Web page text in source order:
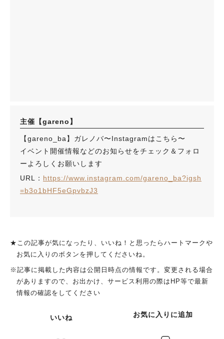
主催【gareno】
【gareno_ba】ガレノバ〜Instagramはこちら〜
イベント開催情報などのお知らせをチェック＆フォロ
ーよろしくお願いします
URL： https://www.instagram.com/gareno_ba?igsh
=b3o1bHF5eGpvbzJ3
★この記事が気になったり、いいね！と思ったらハートマークや
お気に入りのボタンを押してくださいね。
※記事に掲載した内容は公開日時点の情報です。変更される場合
がありますので、お出かけ、サービス利用の際はHP等で最新
情報の確認をしてください
いいね お気に入りに追加